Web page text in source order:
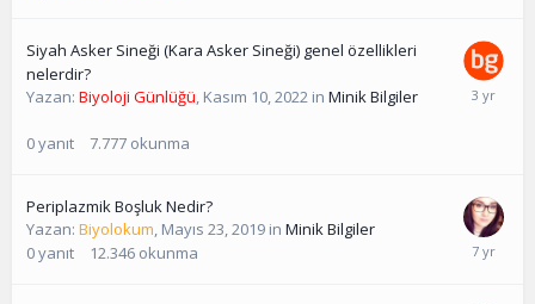
Siyah Asker Sineği (Kara Asker Sineği) genel özellikleri
nelerdir?
Yazan: Biyoloji Günlüğü, Kasım 10, 2022 in Minik Bilgiler
0yanıt 7.777 okunma
Periplazmik Boşluk Nedir?
Yazan: Biyolokum, Mayıs 23, 2019 in Minik Bilgiler
0yanıt 12.346 okunma